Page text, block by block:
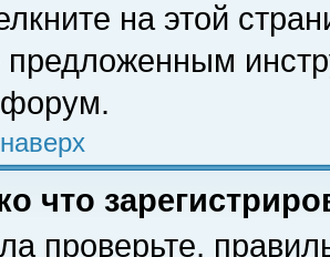
на этой
предложенным
форум.
что
проверьте,